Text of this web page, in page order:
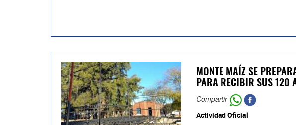
MONTE MAÍZ SE
PARA RECIBIR SUS 120
Compartir
Actividad Oficial